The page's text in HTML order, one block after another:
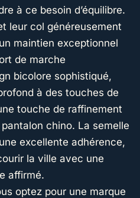
à ce besoin d’équilibre.
leur col généreusement
maintien exceptionnel
de marche
bicolore sophistiqué,
à des touches de
touche de raffinement
chino. La semelle
excellente adhérence,
la ville avec une
affirmé.
optez pour une marque